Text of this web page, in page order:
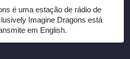
é uma estação de rádio de
Imagine Dragons está
em English.